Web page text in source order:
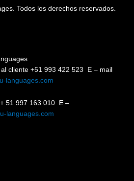
Todos los derechos reservados.
cliente +51 993 422 523 E – mail
languages.com
51 997 163 010 E –
languages.com